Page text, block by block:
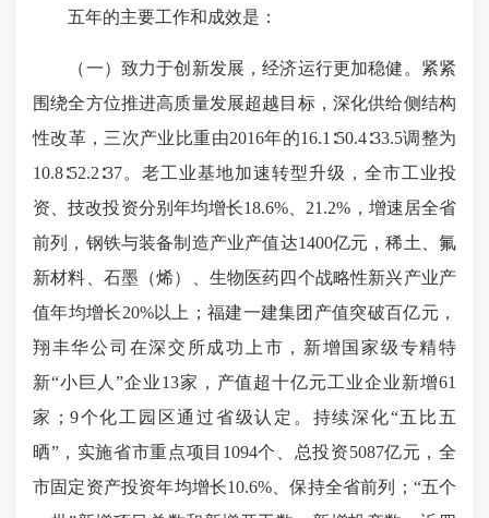
五年的主要工作和成效是：
（一）致力于创新发展，经济运行更加稳健。紧紧
围绕全方位推进高质量发展超越目标，深化供给侧结构
性改革，三次产业比重由2016年的16.1∶50.4∶33.5调整为
10.8∶52.2∶37。老工业基地加速转型升级，全市工业投
资、技改投资分别年均增长18.6%、21.2%，增速居全省
前列，钢铁与装备制造产业产值达1400亿元，稀土、氟
新材料、石墨（烯）、生物医药四个战略性新兴产业产
值年均增长20%以上；福建一建集团产值突破百亿元，
翔丰华公司在深交所成功上市，新增国家级专精特
新“小巨人”企业13家，产值超十亿元工业企业新增61
家；9个化工园区通过省级认定。持续深化“五比五
晒”，实施省市重点项目1094个、总投资5087亿元，全
市固定资产投资年均增长10.6%、保持全省前列；“五个